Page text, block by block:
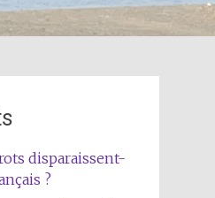
disparaissent-
?